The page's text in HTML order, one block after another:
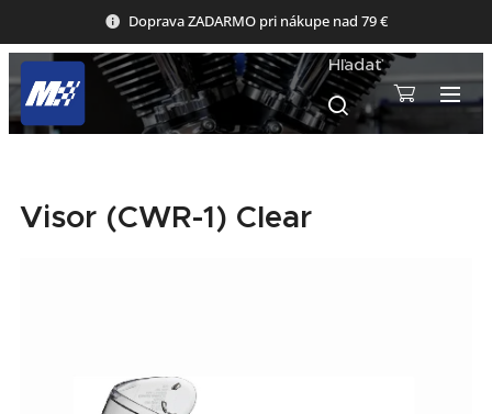
Doprava ZADARMO pri nákupe nad 79 €
Hľadať
Visor (CWR-1) Clear